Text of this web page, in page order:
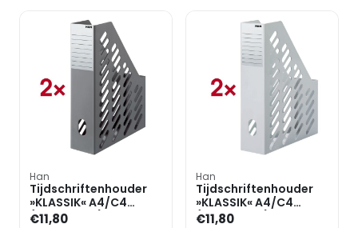
Han
Tijdschriftenhouder
»KLASSIK« A4/C4
(dubbelpak)
€11,80
Han
Tijdschriftenhouder
»KLASSIK« A4/C4
(dubbelpak)
€11,80